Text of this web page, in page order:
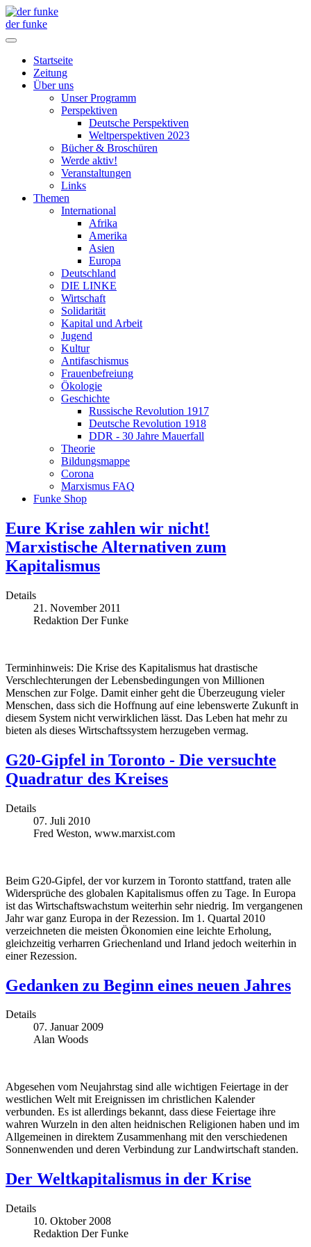
der funke
Startseite
Zeitung
Über uns
Unser Programm
Perspektiven
Deutsche Perspektiven
Weltperspektiven 2023
Bücher & Broschüren
Werde aktiv!
Veranstaltungen
Links
Themen
International
Afrika
Amerika
Asien
Europa
Deutschland
DIE LINKE
Wirtschaft
Solidarität
Kapital und Arbeit
Jugend
Kultur
Antifaschismus
Frauenbefreiung
Ökologie
Geschichte
Russische Revolution 1917
Deutsche Revolution 1918
DDR - 30 Jahre Mauerfall
Theorie
Bildungsmappe
Corona
Marxismus FAQ
Funke Shop
Eure Krise zahlen wir nicht!
Marxistische Alternativen zum
Kapitalismus
Details
21. November 2011
Redaktion Der Funke
Terminhinweis: Die Krise des Kapitalismus hat drastische
Verschlechterungen der Lebensbedingungen von Millionen
Menschen zur Folge. Damit einher geht die Überzeugung vieler
Menschen, dass sich die Hoffnung auf eine lebenswerte Zukunft in
diesem System nicht verwirklichen lässt. Das Leben hat mehr zu
bieten als dieses Wirtschaftssystem herzugeben vermag.
G20-Gipfel in Toronto - Die versuchte
Quadratur des Kreises
Details
07. Juli 2010
Fred Weston, www.marxist.com
Beim G20-Gipfel, der vor kurzem in Toronto stattfand, traten alle
Widersprüche des globalen Kapitalismus offen zu Tage. In Europa
ist das Wirtschaftswachstum weiterhin sehr niedrig. Im vergangenen
Jahr war ganz Europa in der Rezession. Im 1. Quartal 2010
verzeichneten die meisten Ökonomien eine leichte Erholung,
gleichzeitig verharren Griechenland und Irland jedoch weiterhin in
einer Rezession.
Gedanken zu Beginn eines neuen Jahres
Details
07. Januar 2009
Alan Woods
Abgesehen vom Neujahrstag sind alle wichtigen Feiertage in der
westlichen Welt mit Ereignissen im christlichen Kalender
verbunden. Es ist allerdings bekannt, dass diese Feiertage ihre
wahren Wurzeln in den alten heidnischen Religionen haben und im
Allgemeinen in direktem Zusammenhang mit den verschiedenen
Sonnenwenden und deren Verbindung zur Landwirtschaft standen.
Der Weltkapitalismus in der Krise
Details
10. Oktober 2008
Redaktion Der Funke